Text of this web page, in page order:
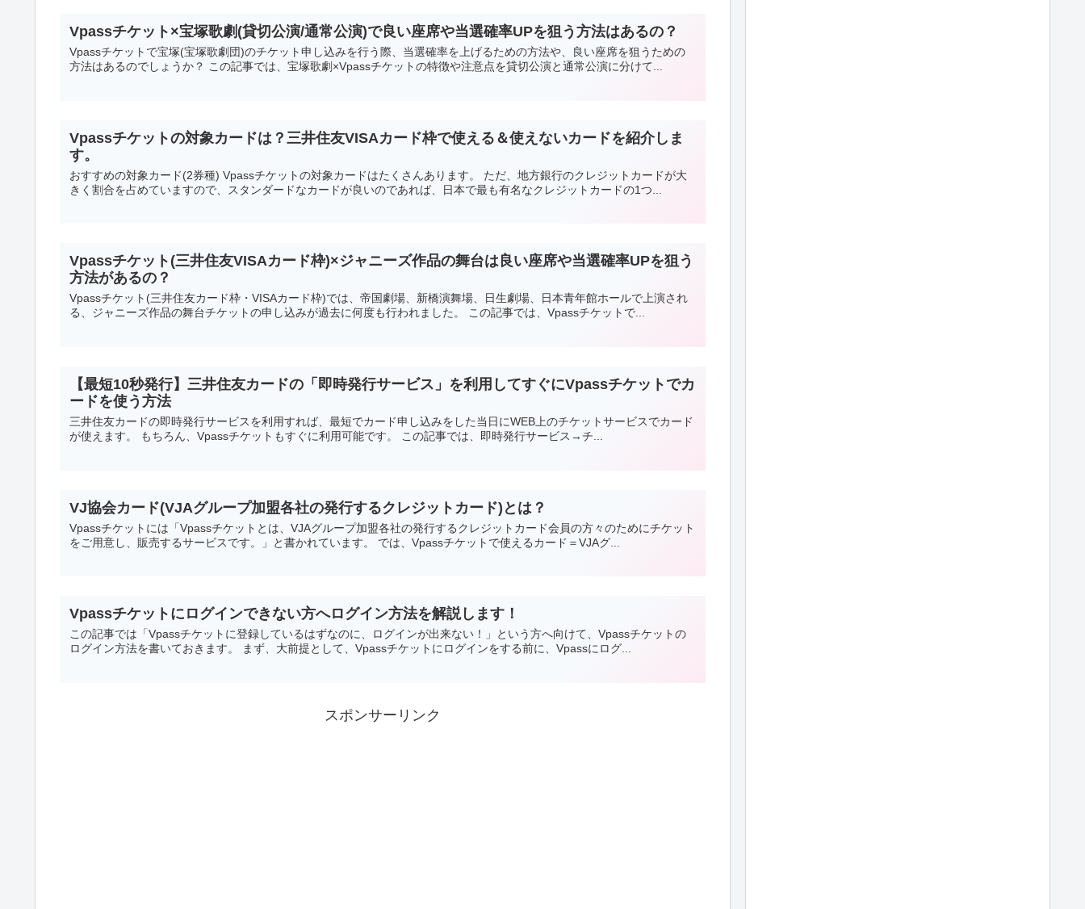
Vpassチケット×宝塚歌劇(貸切公演/通常公演)で良い座席や当選確率UPを狙う方法はあるの？
Vpassチケットで宝塚(宝塚歌劇団)のチケット申し込みを行う際、当選確率を上げるための方法や、良い座席を狙うための
方法はあるのでしょうか？ この記事では、宝塚歌劇×Vpassチケットの特徴や注意点を貸切公演と通常公演に分けて...
Vpassチケットの対象カードは？三井住友VISAカード枠で使える＆使えないカードを紹介しま
す。
おすすめの対象カード(2券種) Vpassチケットの対象カードはたくさんあります。 ただ、地方銀行のクレジットカードが大
きく割合を占めていますので、スタンダードなカードが良いのであれば、日本で最も有名なクレジットカードの1つ...
Vpassチケット(三井住友VISAカード枠)×ジャニーズ作品の舞台は良い座席や当選確率UPを狙う
方法があるの？
Vpassチケット(三井住友カード枠・VISAカード枠)では、帝国劇場、新橋演舞場、日生劇場、日本青年館ホールで上演され
る、ジャニーズ作品の舞台チケットの申し込みが過去に何度も行われました。 この記事では、Vpassチケットで...
【最短10秒発行】三井住友カードの「即時発行サービス」を利用してすぐにVpassチケットでカ
ードを使う方法
三井住友カードの即時発行サービスを利用すれば、最短でカード申し込みをした当日にWEB上のチケットサービスでカード
が使えます。 もちろん、Vpassチケットもすぐに利用可能です。 この記事では、即時発行サービス→チ...
VJ協会カード(VJAグループ加盟各社の発行するクレジットカード)とは？
Vpassチケットには「Vpassチケットとは、VJAグループ加盟各社の発行するクレジットカード会員の方々のためにチケット
をご用意し、販売するサービスです。」と書かれています。 では、Vpassチケットで使えるカード＝VJAグ...
Vpassチケットにログインできない方へログイン方法を解説します！
この記事では「Vpassチケットに登録しているはずなのに、ログインが出来ない！」という方へ向けて、Vpassチケットの
ログイン方法を書いておきます。 まず、大前提として、Vpassチケットにログインをする前に、Vpassにログ...
スポンサーリンク